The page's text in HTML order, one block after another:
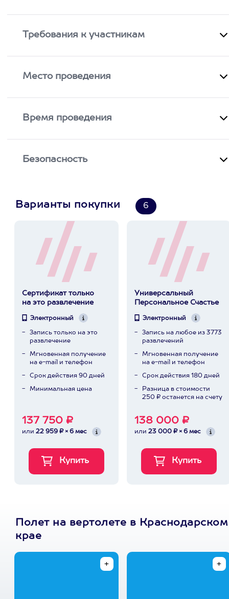
Требования к участникам
Место проведения
Время проведения
Безопасность
Варианты покупки 6
Сертификат только
на это развлечение
Электронный
Запись только на это
развлечение
Мгновенная получение
на e-mail и телефон
Срок действия 90 дней
Минимальная цена
137 750 ₽
или 22 959 ₽ × 6 мес
Универсальный
Персональное Счастье
Электронный
Запись на любое из 3773
развлечений
Мгновенная получение
на e-mail и телефон
Срок действия 180 дней
Разница в стоимости
250 ₽ останется на счету
138 000 ₽
или 23 000 ₽ × 6 мес
Полет на вертолете в Краснодарском
крае